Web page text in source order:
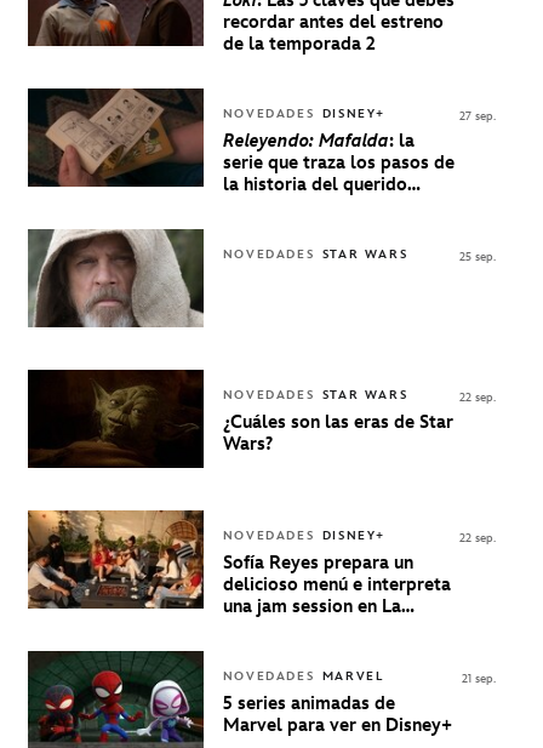
recordar antes del estreno
de la temporada 2
NOVEDADES DISNEY+
Releyendo: Mafalda: la
serie que traza los pasos de
la historia del querido
27 sep.
NOVEDADES STAR WARS 25 sep.
NOVEDADES STAR WARS
¿Cuáles son las eras de Star
Wars?
22 sep.
NOVEDADES DISNEY+
Sofía Reyes prepara un
delicioso menú e interpreta
una jam session en La
22 sep.
NOVEDADES MARVEL
5 series animadas de
Marvel para ver en Disney+
21 sep.